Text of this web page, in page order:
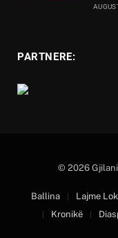
PARTNERE:
© 2026 Gjilani
Ballina Lajme
Kronikë